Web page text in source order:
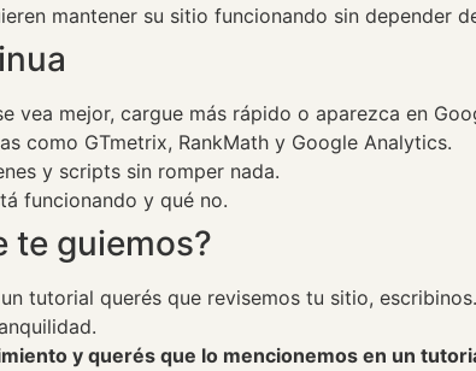
mantener su sitio funcionando sin depender
vea mejor, cargue más rápido o aparezca en
como GTmetrix, RankMath y Google Analytics.
y scripts sin romper nada.
funcionando y qué no.
te guiemos?
tutorial querés que revisemos tu sitio,
y querés que lo mencionemos en un